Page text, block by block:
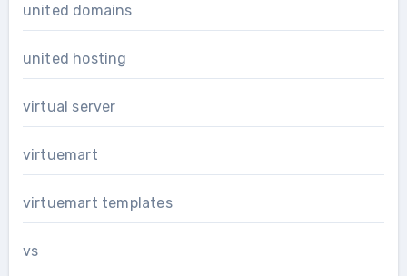
united domains
united hosting
virtual server
virtuemart
virtuemart templates
vs